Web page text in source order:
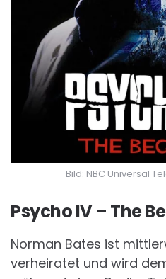
Bild: NBC Universal
Psycho IV – The
Norman Bates ist
verheiratet und wird